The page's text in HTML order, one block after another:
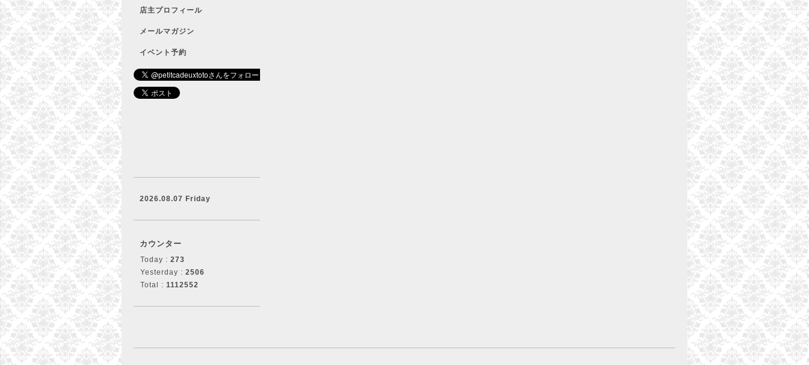
店主プロフィール
メールマガジン
イベント予約
2026.08.07 Friday
カウンター
Today : 273
Yesterday : 2506
Total : 1112552